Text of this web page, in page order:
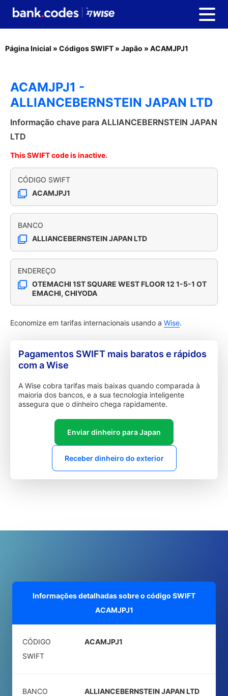
Página Inicial » Códigos SWIFT » Japão » ACAMJPJ1
ACAMJPJ1 -
ALLIANCEBERNSTEIN JAPAN LTD
Informação chave para ALLIANCEBERNSTEIN JAPAN
LTD
This SWIFT code is inactive.
CÓDIGO SWIFT
ACAMJPJ1
BANCO
ALLIANCEBERNSTEIN JAPAN LTD
ENDEREÇO
OTEMACHI 1ST SQUARE WEST FLOOR 12 1-5-1 OT
EMACHI, CHIYODA
Economize em tarifas internacionais usando a Wise.
Pagamentos SWIFT mais baratos e rápidos
com a Wise
A Wise cobra tarifas mais baixas quando comparada à
maioria dos bancos, e a sua tecnologia inteligente
assegura que o dinheiro chega rapidamente.
Enviar dinheiro para Japan
Receber dinheiro do exterior
Informações detalhadas sobre o código SWIFT
ACAMJPJ1
CÓDIGO
SWIFT
ACAMJPJ1
BANCO ALLIANCEBERNSTEIN JAPAN LTD